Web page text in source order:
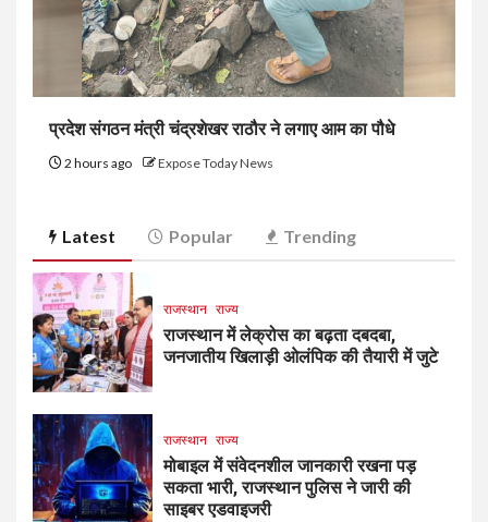
प्रदेश संगठन मंत्री चंद्रशेखर राठौर ने लगाए आम का पौधे
2 hours ago Expose Today News
Latest Popular Trending
राजस्थान राज्य
राजस्थान में लेक्रोस का बढ़ता दबदबा,
जनजातीय खिलाड़ी ओलंपिक की तैयारी में जुटे
राजस्थान राज्य
मोबाइल में संवेदनशील जानकारी रखना पड़
सकता भारी, राजस्थान पुलिस ने जारी की
साइबर एडवाइजरी